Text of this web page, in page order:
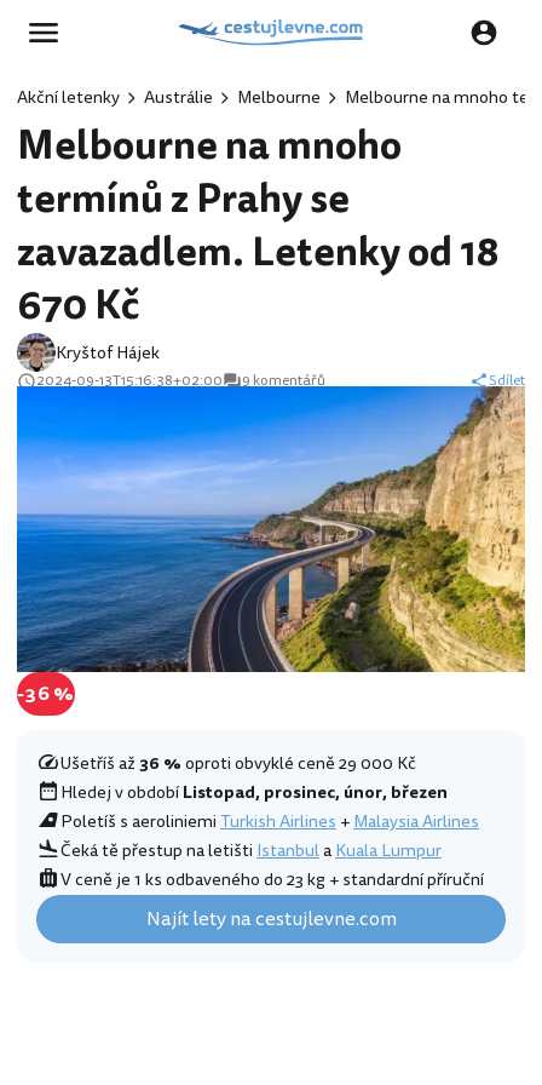
Akční letenky Austrálie Melbourne Melbourne na mnoho
Melbourne na mnoho
termínů z Prahy se
zavazadlem. Letenky od 18
670 Kč
Kryštof Hájek
2024-09-13T15:16:38+02:00 9 komentářů Sdílet
-36 %
Ušetříš až36 %oproti obvyklé ceně 29 000 Kč
Hledej v obdobíListopad, prosinec, únor, březen
Poletíš s aeroliniemiTurkish Airlines+Malaysia Airlines
Čeká tě přestup na letištiIstanbulaKuala Lumpur
V ceně je 1 ks odbaveného do 23 kg + standardní příruční
Najít lety na cestujlevne.com